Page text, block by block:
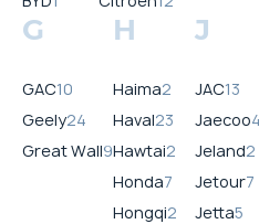
G
GAC10
Geely24
Great Wall9
H
Haima2
Haval23
Hawtai2
Honda7
Hongqi2
J
JAC13
Jaecoo4
Jeland2
Jetour7
Jetta5